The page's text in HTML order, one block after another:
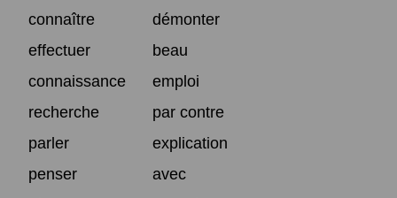
connaître
démonter
effectuer
beau
connaissance
emploi
recherche
par contre
parler
explication
penser
avec